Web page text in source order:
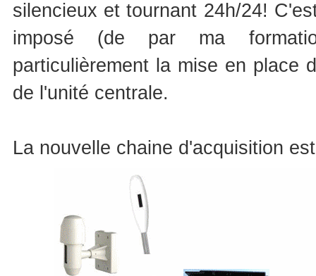
silencieux et tournant 24h/24!
imposé (de par ma
particulièrement la mise en place
de l'unité centrale.
La nouvelle chaine d'acquisition